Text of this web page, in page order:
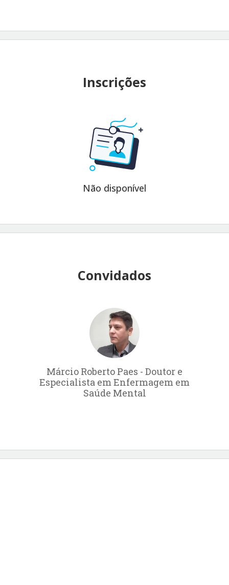
Inscrições
Não disponível
Convidados
Márcio Roberto Paes - Doutor e
Especialista em Enfermagem em
Saúde Mental